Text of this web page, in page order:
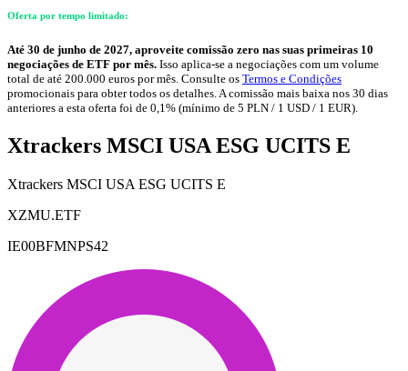
Oferta por tempo limitado:
Até 30 de junho de 2027, aproveite comissão zero nas suas primeiras 10
negociações de ETF por mês. Isso aplica-se a negociações com um volume
total de até 200.000 euros por mês. Consulte os Termos e Condições
promocionais para obter todos os detalhes. A comissão mais baixa nos 30 dias
anteriores a esta oferta foi de 0,1% (mínimo de 5 PLN / 1 USD / 1 EUR).
Xtrackers MSCI USA ESG UCITS E
Xtrackers MSCI USA ESG UCITS E
XZMU.ETF
IE00BFMNPS42